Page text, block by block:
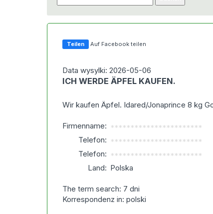
Teilen Auf Facebook teilen
Data wysylki: 2026-05-06
ICH WERDE ÄPFEL KAUFEN.
Wir kaufen Äpfel. Idared/Jonaprince 8 kg
Firmenname: ***********************
Telefon: ***********************
Telefon: ***********************
Land: Polska
The term search: 7 dni
Korrespondenz in: polski